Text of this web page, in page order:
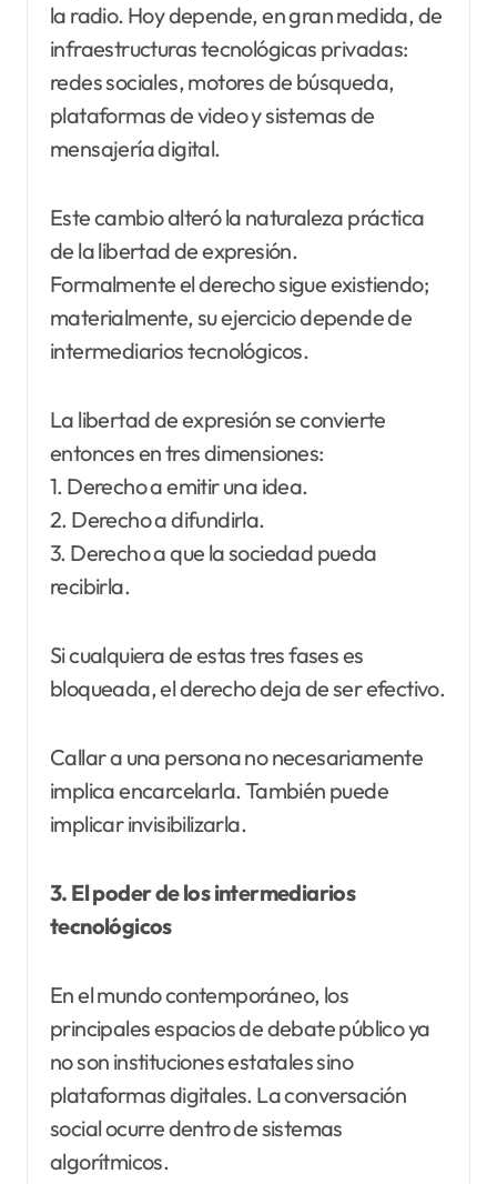
la radio. Hoy depende, en gran medida, de
infraestructuras tecnológicas privadas:
redes sociales, motores de búsqueda,
plataformas de video y sistemas de
mensajería digital.
Este cambio alteró la naturaleza práctica
de la libertad de expresión.
Formalmente el derecho sigue existiendo;
materialmente, su ejercicio depende de
intermediarios tecnológicos.
La libertad de expresión se convierte
entonces en tres dimensiones:
1. Derecho a emitir una idea.
2. Derecho a difundirla.
3. Derecho a que la sociedad pueda
recibirla.
Si cualquiera de estas tres fases es
bloqueada, el derecho deja de ser efectivo.
Callar a una persona no necesariamente
implica encarcelarla. También puede
implicar invisibilizarla.
3. El poder de los intermediarios
tecnológicos
En el mundo contemporáneo, los
principales espacios de debate público ya
no son instituciones estatales sino
plataformas digitales. La conversación
social ocurre dentro de sistemas
algorítmicos.